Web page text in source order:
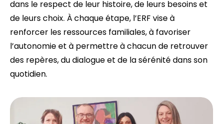
dans le respect de leur histoire, de leurs besoins et
de leurs choix. À chaque étape, l’ERF vise à
renforcer les ressources familiales, à favoriser
l’autonomie et à permettre à chacun de retrouver
des repères, du dialogue et de la sérénité dans son
quotidien.